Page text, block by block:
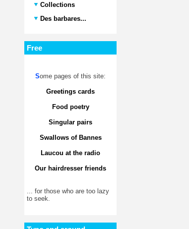
Collections
Des barbares...
Free
Some pages of this site:
Greetings cards
Food poetry
Singular pairs
Swallows of Bannes
Laucou at the radio
Our hairdresser friends
... for those who are too lazy
to seek.